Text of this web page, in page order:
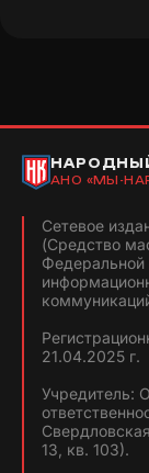
АНО «МЫ-
Сетевое
(Средство
Федеральной
21.04.2025 г.
Учредитель:
13, кв. 103).